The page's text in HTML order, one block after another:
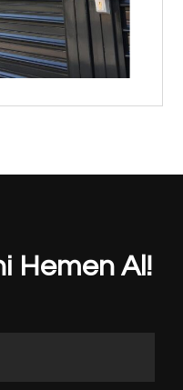
Hemen Al!